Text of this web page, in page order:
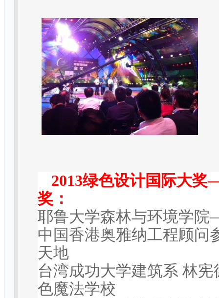
2013绿色设计国际大奖
奖：
耶鲁大学森林与环境学院
中国香港奥雅纳工程顾问
天地
台湾成功大学建筑系 林宪
色魔法学校